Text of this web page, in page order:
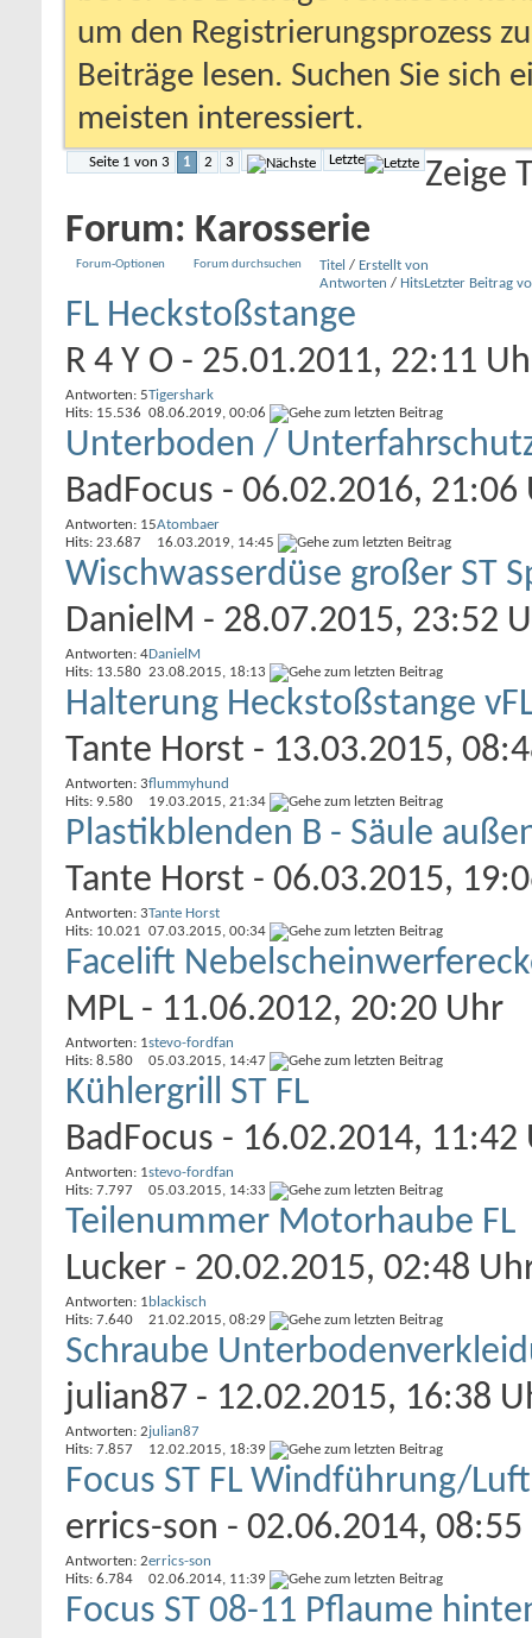
um den Registrierungsprozess
Beiträge lesen. Suchen Sie sich
meisten interessiert.
Seite 1 von 3 1 2 3 Letzte Zeige
Forum: Karosserie
Forum-Optionen Forum durchsuchen Titel / Erstellt von
Antworten / HitsLetzter Beitrag
FL Heckstoßstange
R 4 Y O - 25.01.2011, 22:11
Antworten: 5
Hits: 15.536
Tigershark
08.06.2019, 00:06
Unterboden /
BadFocus - 06.02.2016, 21:06
Antworten: 15
Hits: 23.687
Atombaer
16.03.2019, 14:45
Wischwasserdüse großer ST
DanielM - 28.07.2015, 23:52
Antworten: 4
Hits: 13.580
DanielM
23.08.2015, 18:13
Halterung Heckstoßstange
Tante Horst - 13.03.2015,
Antworten: 3
Hits: 9.580
flummyhund
19.03.2015, 21:34
Plastikblenden B - Säule
Tante Horst - 06.03.2015,
Antworten: 3
Hits: 10.021
Tante Horst
07.03.2015, 00:34
Facelift
MPL - 11.06.2012, 20:20 Uhr
Antworten: 1
Hits: 8.580
stevo-fordfan
05.03.2015, 14:47
Kühlergrill ST FL
BadFocus - 16.02.2014, 11:42
Antworten: 1
Hits: 7.797
stevo-fordfan
05.03.2015, 14:33
Teilenummer Motorhaube FL
Lucker - 20.02.2015, 02:48
Antworten: 1
Hits: 7.640
blackisch
21.02.2015, 08:29
Schraube
julian87 - 12.02.2015, 16:38
Antworten: 2
Hits: 7.857
julian87
12.02.2015, 18:39
Focus ST FL Windführung/
errics-son - 02.06.2014,
Antworten: 2
Hits: 6.784
errics-son
02.06.2014, 11:39
Focus ST 08-11 Pflaume